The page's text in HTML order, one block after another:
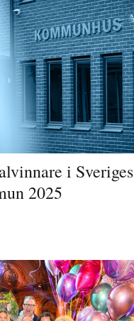
i Sveriges
2025